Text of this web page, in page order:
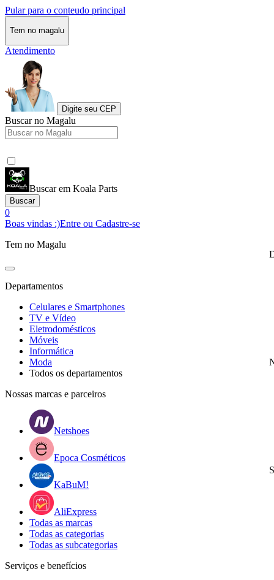
Pular para o conteudo principal
Tem no magalu
Atendimento
Digite seu CEP
Buscar no Magalu
Buscar em Koala Parts
Buscar
0
Boas vindas :)Entre ou Cadastre-se
Tem no Magalu
Departamentos
Celulares e Smartphones
TV e Vídeo
Eletrodomésticos
Móveis
Informática
Moda
Todos os departamentos
Nossas marcas e parceiros
Netshoes
Epoca Cosméticos
KaBuM!
AliExpress
Todas as marcas
Todas as categorias
Todas as subcategorias
Serviços e benefícios